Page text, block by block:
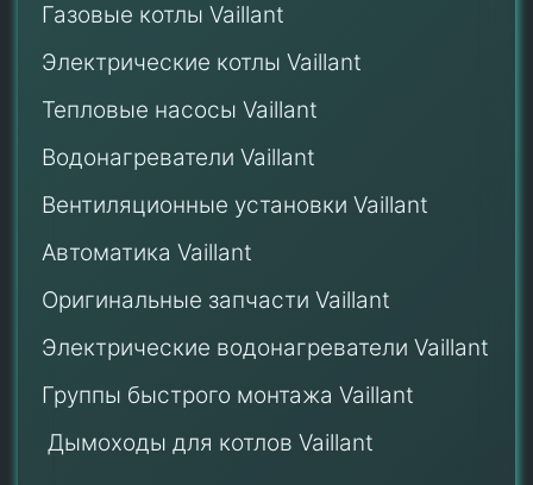
Газовые котлы Vaillant
Электрические котлы Vaillant
Тепловые насосы Vaillant
Водонагреватели Vaillant
Вентиляционные установки Vaillant
Автоматика Vaillant
Оригинальные запчасти Vaillant
Электрические водонагреватели Vaillant
Группы быстрого монтажа Vaillant
Дымоходы для котлов Vaillant